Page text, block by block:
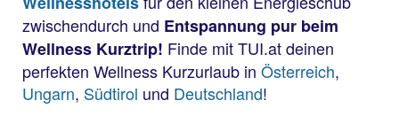
zwischendurch und Entspannung pur beim
Wellness Kurztrip! Finde mit TUI.at deinen
perfekten Wellness Kurzurlaub in Österreich,
Ungarn, Südtirol und Deutschland!